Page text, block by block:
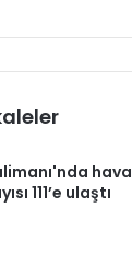
hava
111’e ulaştı